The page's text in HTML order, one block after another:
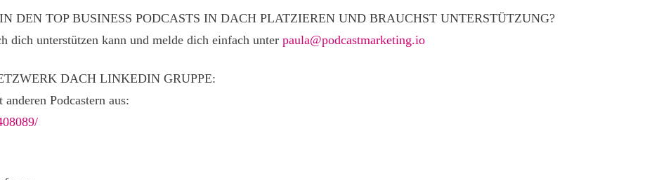
DEN TOP BUSINESS PODCASTS IN DACH PLATZIEREN UND BRAUCHST UNTERSTÜTZUNG?
dich unterstützen kann und melde dich einfach unter paula@podcastmarketing.io
DACH LINKEDIN GRUPPE:
Podcastern aus: